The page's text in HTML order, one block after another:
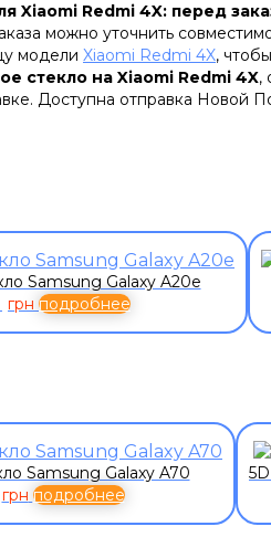
Xiaomi Redmi 4X: перед
можно уточнить
модели Xiaomi Redmi 4X,
стекло на Xiaomi Redmi 4X,
Доступна отправка Новой
Samsung Galaxy A20e
грн подробнее
Samsung Galaxy A70
грн подробнее